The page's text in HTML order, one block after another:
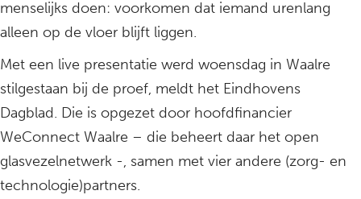
menselijks doen: voorkomen dat iemand urenlang
alleen op de vloer blijft liggen.
Met een live presentatie werd woensdag in Waalre
stilgestaan bij de proef, meldt het Eindhovens
Dagblad. Die is opgezet door hoofdfinancier
WeConnect Waalre – die beheert daar het open
glasvezelnetwerk -, samen met vier andere (zorg- en
technologie)partners.